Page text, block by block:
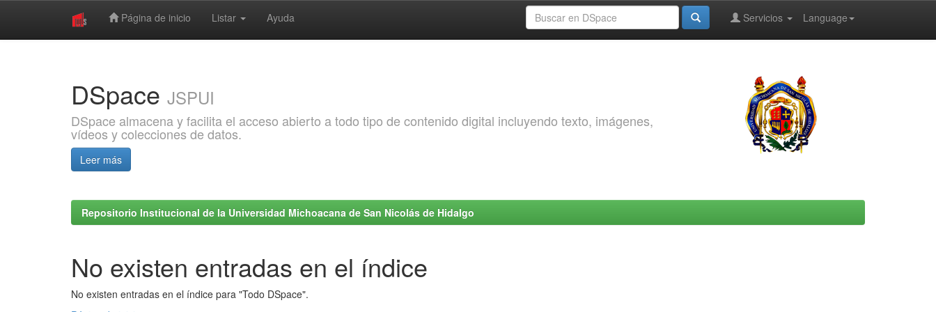
Página de inicio Listar Ayuda Language
Servicios
DSpace JSPUI
DSpace almacena y facilita el acceso abierto a todo tipo de contenido digital incluyendo texto, imágenes,
vídeos y colecciones de datos.
Leer más
Repositorio Institucional de la Universidad Michoacana de San Nicolás de Hidalgo
No existen entradas en el índice
No existen entradas en el índice para "Todo DSpace".